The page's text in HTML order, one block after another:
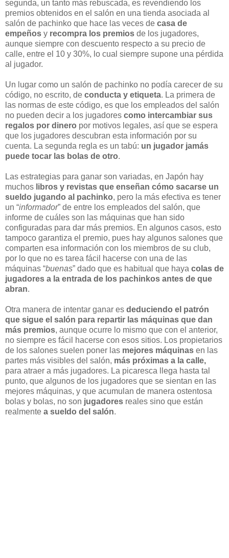
segunda, un tanto más rebuscada, es revendiendo los
premios obtenidos en el salón en una tienda asociada al
salón de pachinko que hace las veces de casa de
empeños y recompra los premios de los jugadores,
aunque siempre con descuento respecto a su precio de
calle, entre el 10 y 30%, lo cual siempre supone una pérdida
al jugador.
Un lugar como un salón de pachinko no podía carecer de su
código, no escrito, de conducta y etiqueta. La primera de
las normas de este código, es que los empleados del salón
no pueden decir a los jugadores como intercambiar sus
regalos por dinero por motivos legales, así que se espera
que los jugadores descubran esta información por su
cuenta. La segunda regla es un tabú: un jugador jamás
puede tocar las bolas de otro.
Las estrategias para ganar son variadas, en Japón hay
muchos libros y revistas que enseñan cómo sacarse un
sueldo jugando al pachinko, pero la más efectiva es tener
un “informador” de entre los empleados del salón, que
informe de cuáles son las máquinas que han sido
configuradas para dar más premios. En algunos casos, esto
tampoco garantiza el premio, pues hay algunos salones que
comparten esa información con los miembros de su club,
por lo que no es tarea fácil hacerse con una de las
máquinas “buenas” dado que es habitual que haya colas de
jugadores a la entrada de los pachinkos antes de que
abran.
Otra manera de intentar ganar es deduciendo el patrón
que sigue el salón para repartir las máquinas que dan
más premios, aunque ocurre lo mismo que con el anterior,
no siempre es fácil hacerse con esos sitios. Los propietarios
de los salones suelen poner las mejores máquinas en las
partes más visibles del salón, más próximas a la calle,
para atraer a más jugadores. La picaresca llega hasta tal
punto, que algunos de los jugadores que se sientan en las
mejores máquinas, y que acumulan de manera ostentosa
bolas y bolas, no son jugadores reales sino que están
realmente a sueldo del salón.